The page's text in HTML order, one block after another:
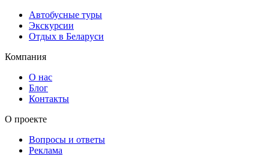
Автобусные туры
Экскурсии
Отдых в Беларуси
Компания
О нас
Блог
Контакты
О проекте
Вопросы и ответы
Реклама